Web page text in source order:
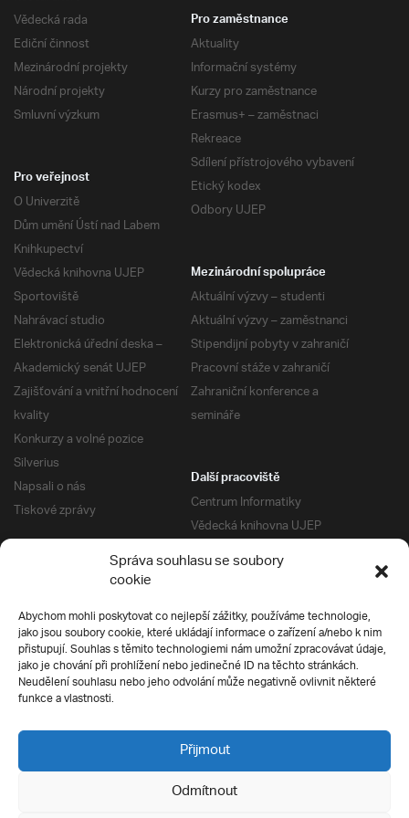
Správa souhlasu se soubory
cookie
Abychom mohli poskytovat co nejlepší zážitky, používáme technologie,
jako jsou soubory cookie, které ukládají informace o zařízení a/nebo k nim
přistupují. Souhlas s těmito technologiemi nám umožní zpracovávat údaje,
jako je chování při prohlížení nebo jedinečné ID na těchto stránkách.
Neudělení souhlasu nebo jeho odvolání může negativně ovlivnit některé
funkce a vlastnosti.
Přijmout
Odmítnout
Vědecká rada
Ediční činnost
Mezinárodní projekty
Národní projekty
Smluvní výzkum
Pro zaměstnance
Aktuality
Informační systémy
Kurzy pro zaměstnance
Erasmus+ – zaměstnaci
Rekreace
Sdílení přístrojového vybavení
Etický kodex
Odbory UJEP
Pro veřejnost
O Univerzitě
Dům umění Ústí nad Labem
Knihkupectví
Vědecká knihovna UJEP
Sportoviště
Nahrávací studio
Elektronická úřední deska –
Akademický senát UJEP
Zajišťování a vnitřní hodnocení
kvality
Konkurzy a volné pozice
Silverius
Napsali o nás
Tiskové zprávy
Mezinárodní spolupráce
Aktuální výzvy – studenti
Aktuální výzvy – zaměstnanci
Stipendijní pobyty v zahraničí
Pracovní stáže v zahraničí
Zahraniční konference a
semináře
Další pracoviště
Centrum Informatiky
Vědecká knihovna UJEP
Správa kolejí a menz
Univerzitní centrum podpory
Silverius
Pro uchazeče
Přijímací řízení
E-prihlaska
Přípravné kurzy
Ochrana soukromí